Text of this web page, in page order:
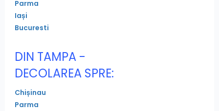
Parma
Iași
Bucuresti
DIN TAMPA -
DECOLAREA SPRE:
Chișinau
Parma